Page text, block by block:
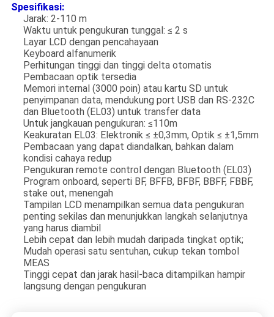
Spesifikasi:
Jarak: 2-110 m
Waktu untuk pengukuran tunggal: ≤ 2 s
Layar LCD dengan pencahayaan
Keyboard alfanumerik
Perhitungan tinggi dan tinggi delta otomatis
Pembacaan optik tersedia
Memori internal (3000 poin) atau kartu SD untuk
penyimpanan data, mendukung port USB dan RS-232C
dan Bluetooth (EL03) untuk transfer data
Untuk jangkauan pengukuran: ≤110m
Keakuratan EL03: Elektronik ≤ ±0,3mm, Optik ≤ ±1,5mm
Pembacaan yang dapat diandalkan, bahkan dalam
kondisi cahaya redup
Pengukuran remote control dengan Bluetooth (EL03)
Program onboard, seperti BF, BFFB, BFBF, BBFF, FBBF,
stake out, menengah
Tampilan LCD menampilkan semua data pengukuran
penting sekilas dan menunjukkan langkah selanjutnya
yang harus diambil
Lebih cepat dan lebih mudah daripada tingkat optik;
Mudah operasi satu sentuhan, cukup tekan tombol
MEAS
Tinggi cepat dan jarak hasil-baca ditampilkan hampir
langsung dengan pengukuran